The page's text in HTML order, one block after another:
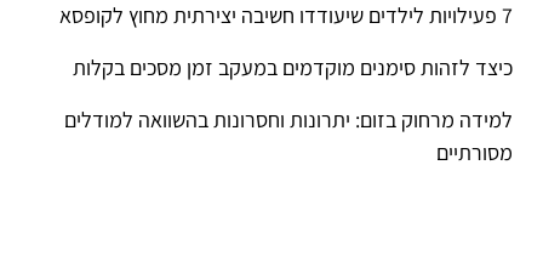
7 פעילויות לילדים שיעודדו חשיבה יצירתית מחוץ לקופסא
כיצד לזהות סימנים מוקדמים במעקב זמן מסכים בקלות
למידה מרחוק בזום: יתרונות וחסרונות בהשוואה למודלים
מסורתיים